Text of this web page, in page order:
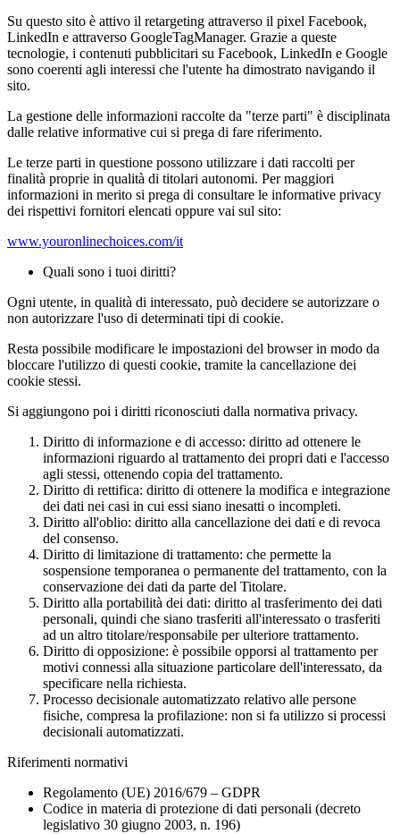
Su questo sito è attivo il retargeting attraverso il pixel Facebook,
LinkedIn e attraverso GoogleTagManager. Grazie a queste
tecnologie, i contenuti pubblicitari su Facebook, LinkedIn e Google
sono coerenti agli interessi che l'utente ha dimostrato navigando il
sito.
La gestione delle informazioni raccolte da "terze parti" è disciplinata
dalle relative informative cui si prega di fare riferimento.
Le terze parti in questione possono utilizzare i dati raccolti per
finalità proprie in qualità di titolari autonomi. Per maggiori
informazioni in merito si prega di consultare le informative privacy
dei rispettivi fornitori elencati oppure vai sul sito:
www.youronlinechoices.com/it
Quali sono i tuoi diritti?
Ogni utente, in qualità di interessato, può decidere se autorizzare o
non autorizzare l'uso di determinati tipi di cookie.
Resta possibile modificare le impostazioni del browser in modo da
bloccare l'utilizzo di questi cookie, tramite la cancellazione dei
cookie stessi.
Si aggiungono poi i diritti riconosciuti dalla normativa privacy.
Diritto di informazione e di accesso: diritto ad ottenere le
informazioni riguardo al trattamento dei propri dati e l'accesso
agli stessi, ottenendo copia del trattamento.
Diritto di rettifica: diritto di ottenere la modifica e integrazione
dei dati nei casi in cui essi siano inesatti o incompleti.
Diritto all'oblio: diritto alla cancellazione dei dati e di revoca
del consenso.
Diritto di limitazione di trattamento: che permette la
sospensione temporanea o permanente del trattamento, con la
conservazione dei dati da parte del Titolare.
Diritto alla portabilità dei dati: diritto al trasferimento dei dati
personali, quindi che siano trasferiti all'interessato o trasferiti
ad un altro titolare/responsabile per ulteriore trattamento.
Diritto di opposizione: è possibile opporsi al trattamento per
motivi connessi alla situazione particolare dell'interessato, da
specificare nella richiesta.
Processo decisionale automatizzato relativo alle persone
fisiche, compresa la profilazione: non si fa utilizzo si processi
decisionali automatizzati.
Riferimenti normativi
Regolamento (UE) 2016/679 – GDPR
Codice in materia di protezione di dati personali (decreto
legislativo 30 giugno 2003, n. 196)